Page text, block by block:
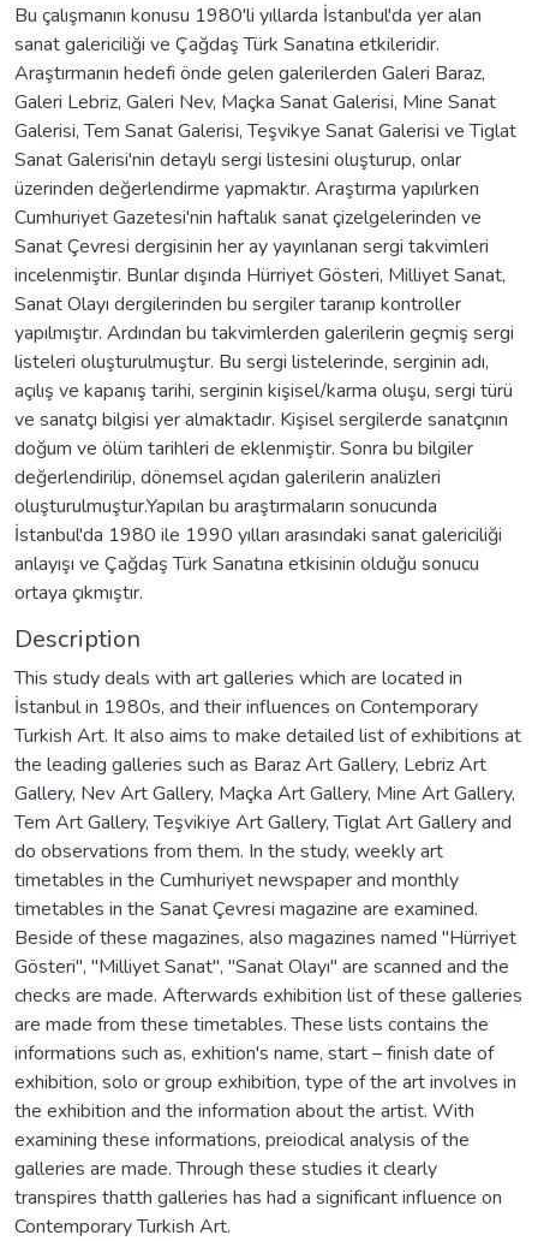
Bu çalışmanın konusu 1980'li yıllarda İstanbul'da yer alan
sanat galericiliği ve Çağdaş Türk Sanatına etkileridir.
Araştırmanın hedefi önde gelen galerilerden Galeri Baraz,
Galeri Lebriz, Galeri Nev, Maçka Sanat Galerisi, Mine Sanat
Galerisi, Tem Sanat Galerisi, Teşvikye Sanat Galerisi ve Tiglat
Sanat Galerisi'nin detaylı sergi listesini oluşturup, onlar
üzerinden değerlendirme yapmaktır. Araştırma yapılırken
Cumhuriyet Gazetesi'nin haftalık sanat çizelgelerinden ve
Sanat Çevresi dergisinin her ay yayınlanan sergi takvimleri
incelenmiştir. Bunlar dışında Hürriyet Gösteri, Milliyet Sanat,
Sanat Olayı dergilerinden bu sergiler taranıp kontroller
yapılmıştır. Ardından bu takvimlerden galerilerin geçmiş sergi
listeleri oluşturulmuştur. Bu sergi listelerinde, serginin adı,
açılış ve kapanış tarihi, serginin kişisel/karma oluşu, sergi türü
ve sanatçı bilgisi yer almaktadır. Kişisel sergilerde sanatçının
doğum ve ölüm tarihleri de eklenmiştir. Sonra bu bilgiler
değerlendirilip, dönemsel açıdan galerilerin analizleri
oluşturulmuştur.Yapılan bu araştırmaların sonucunda
İstanbul'da 1980 ile 1990 yılları arasındaki sanat galericiliği
anlayışı ve Çağdaş Türk Sanatına etkisinin olduğu sonucu
ortaya çıkmıştır.
Description
This study deals with art galleries which are located in
İstanbul in 1980s, and their influences on Contemporary
Turkish Art. It also aims to make detailed list of exhibitions at
the leading galleries such as Baraz Art Gallery, Lebriz Art
Gallery, Nev Art Gallery, Maçka Art Gallery, Mine Art Gallery,
Tem Art Gallery, Teşvikiye Art Gallery, Tiglat Art Gallery and
do observations from them. In the study, weekly art
timetables in the Cumhuriyet newspaper and monthly
timetables in the Sanat Çevresi magazine are examined.
Beside of these magazines, also magazines named "Hürriyet
Gösteri", "Milliyet Sanat", "Sanat Olayı" are scanned and the
checks are made. Afterwards exhibition list of these galleries
are made from these timetables. These lists contains the
informations such as, exhition's name, start – finish date of
exhibition, solo or group exhibition, type of the art involves in
the exhibition and the information about the artist. With
examining these informations, preiodical analysis of the
galleries are made. Through these studies it clearly
transpires thatth galleries has had a significant influence on
Contemporary Turkish Art.